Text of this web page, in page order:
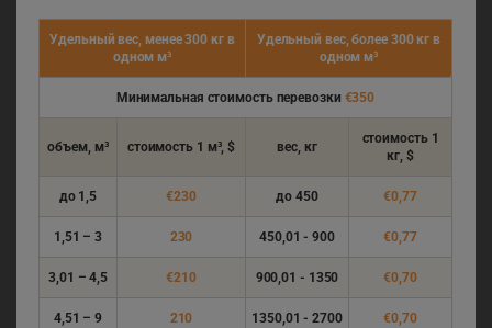
Удельный вес, менее 300 кг в
одном м³
Удельный вес, более 300 кг в
одном м³
Минимальная стоимость перевозки €350
объем, м³ стоимость 1 м³, $ вес, кг
стоимость 1
кг, $
до 1,5 €230 до 450 €0,77
1,51 – 3 230 450,01 - 900 €0,77
3,01 – 4,5 €210 900,01 - 1350 €0,70
4,51 – 9 210 1350,01 - 2700 €0,70